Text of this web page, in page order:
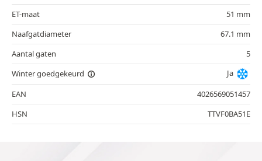
ET-maat
51 mm
Naafgatdiameter
67.1 mm
Aantal gaten
5
Winter goedgekeurd
Ja
EAN
4026569051457
HSN
TTVF0BA51E